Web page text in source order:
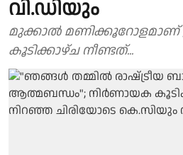
വി.ഡിയും
മുക്കാൽ
കൂടിക്കാഴ്ച നീണ്ടത്...